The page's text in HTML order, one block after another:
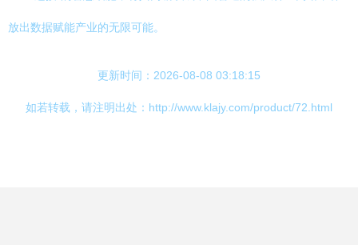
放出数据赋能产业的无限可能。
更新时间：2026-08-08 03:18:15
如若转载，请注明出处：http://www.klajy.com/product/72.html